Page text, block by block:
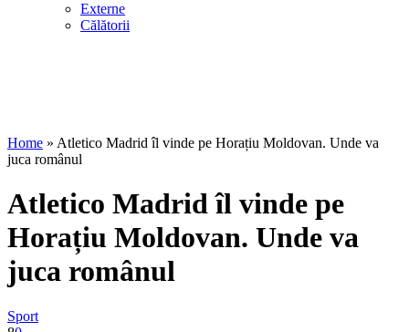
Externe
Călătorii
Home » Atletico Madrid îl vinde pe Horațiu Moldovan. Unde va
juca românul
Atletico Madrid îl vinde pe
Horațiu Moldovan. Unde va
juca românul
Sport